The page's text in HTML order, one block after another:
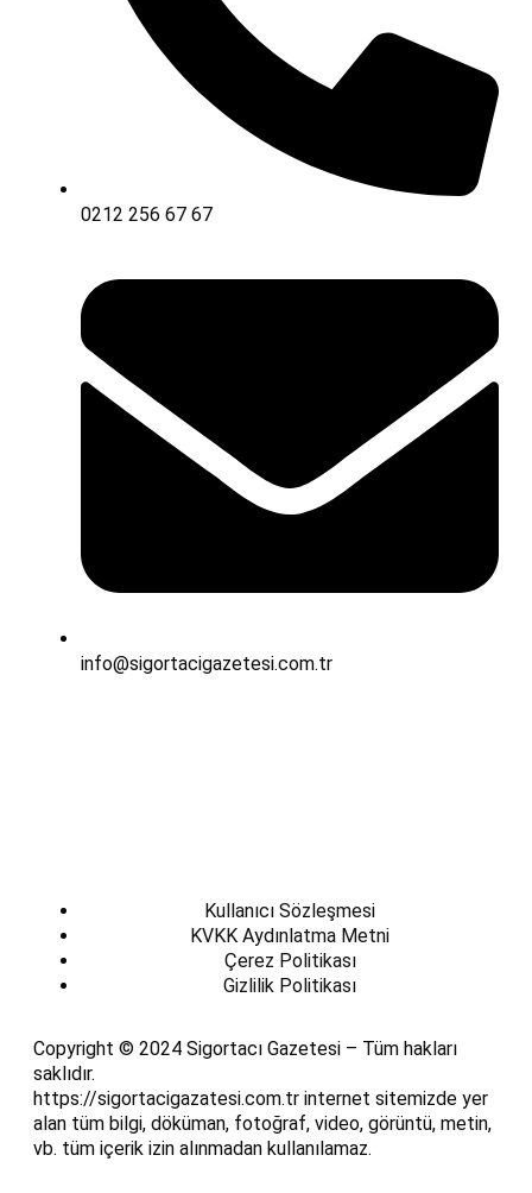
0212 256 67 67
info@sigortacigazetesi.com.tr
Kullanıcı Sözleşmesi
KVKK Aydınlatma Metni
Çerez Politikası
Gizlilik Politikası
Copyright © 2024 Sigortacı Gazetesi – Tüm hakları
saklıdır.
https://sigortacigazatesi.com.tr internet sitemizde yer
alan tüm bilgi, döküman, fotoğraf, video, görüntü, metin,
vb. tüm içerik izin alınmadan kullanılamaz.